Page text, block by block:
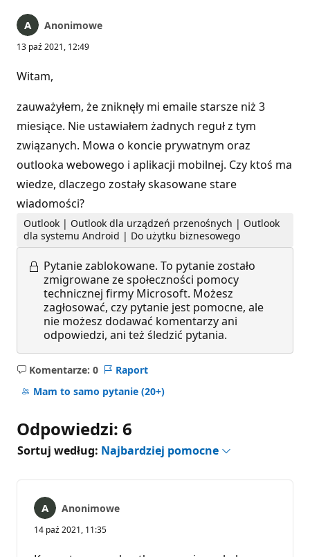
Anonimowe
13 paź 2021, 12:49
Witam,
zauważyłem, że zniknęły mi emaile starsze niż 3
miesiące. Nie ustawiałem żadnych reguł z tym
związanych. Mowa o koncie prywatnym oraz
outlooka webowego i aplikacji mobilnej. Czy ktoś ma
wiedze, dlaczego zostały skasowane stare
wiadomości?
Outlook | Outlook dla urządzeń przenośnych | Outlook
dla systemu Android | Do użytku biznesowego
Pytanie zablokowane. To pytanie zostało
zmigrowane ze społeczności pomocy
technicznej firmy Microsoft. Możesz
zagłosować, czy pytanie jest pomocne, ale
nie możesz dodawać komentarzy ani
odpowiedzi, ani też śledzić pytania.
Komentarze: 0
Brak
komentarzy
Raport
Mam to samo pytanie (20+)
Odpowiedzi: 6
Sortuj według: Najbardziej pomocne
Anonimowe
14 paź 2021, 11:35